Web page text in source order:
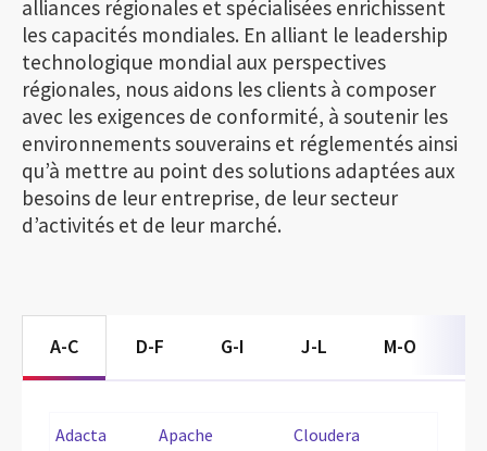
alliances régionales et spécialisées enrichissent
les capacités mondiales. En alliant le leadership
technologique mondial aux perspectives
régionales, nous aidons les clients à composer
avec les exigences de conformité, à soutenir les
environnements souverains et réglementés ainsi
qu’à mettre au point des solutions adaptées aux
besoins de leur entreprise, de leur secteur
d’activités et de leur marché.
A-C D-F G-I J-L M-O
Adacta Apache Cloudera